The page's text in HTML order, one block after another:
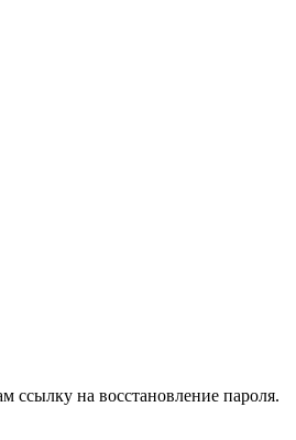
на восстановление пароля.